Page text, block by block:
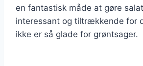
en fantastisk måde at gøre
interessant og tiltrækkende for
ikke er så glade for grøntsager.